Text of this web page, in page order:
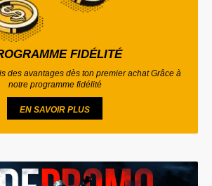
FIDÉLITÉ
des avantages dès ton premier achat Grâce à
notre programme fidélité
EN SAVOIR PLUS